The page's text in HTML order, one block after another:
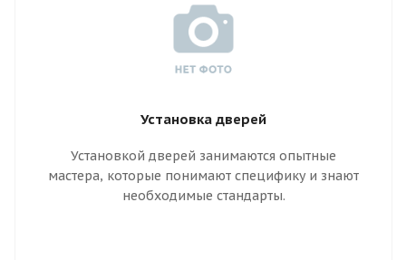
Установка дверей
Установкой дверей занимаются опытные
мастера, которые понимают специфику и знают
необходимые стандарты.